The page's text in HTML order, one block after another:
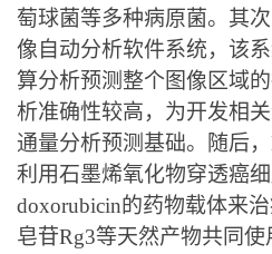
萄球菌等多种病原菌。其
像自动分析软件系统，该
算分析预测整个图像区域
析准确性较高，为开发相
通量分析预测基础。随后，
利用石墨烯氧化物穿透癌
doxorubicin的药物载体来
皂苷Rg3等天然产物共同使